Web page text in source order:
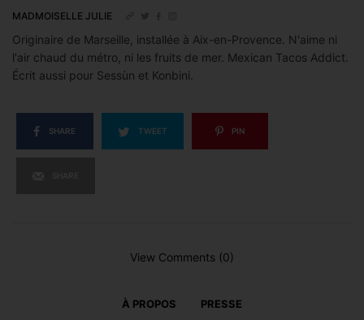
MADMOISELLE JULIE
Originaire de Marseille, installée à Aix-en-Provence. N'aime ni
l'air chaud du métro, ni les fruits de mer. Mexican Tacos Addict.
Écrit aussi pour Sessùn et Konbini.
SHARE TWEET PIN
View Comments (0)
À PROPOS PRESSE